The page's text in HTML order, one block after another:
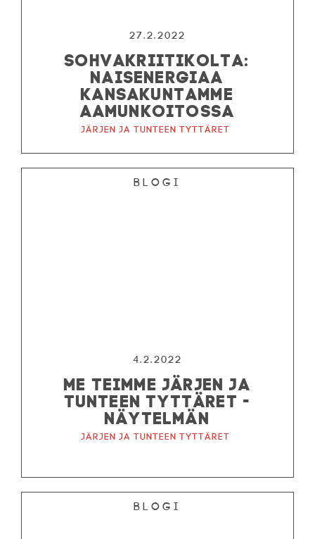
27.2.2022
SOHVAKRIITIKOLTA:
NAISENERGIAA
KANSAKUNTAMME
AAMUNKOITOSSA
Järjen ja tunteen tyttäret
Blogi
4.2.2022
ME TEIMME JÄRJEN JA
TUNTEEN TYTTÄRET -
NÄYTELMÄN
Järjen ja tunteen tyttäret
Blogi